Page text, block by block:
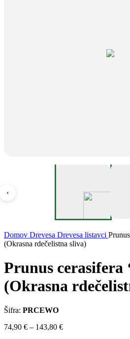
‹
Domov Drevesa Drevesa listavci
(Okrasna rdečelistna sliva)
Prunus cerasifera
(Okrasna
Šifra: PRCEWO
74,90 € – 143,80 €Cenovni